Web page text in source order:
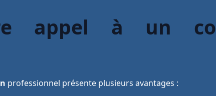
appel à un
professionnel présente plusieurs avantages :